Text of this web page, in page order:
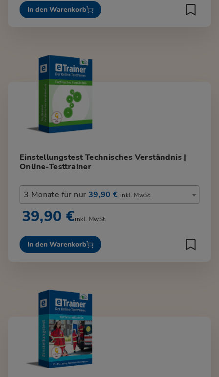
In den Warenkorb
Einstellungstest Technisches Verständnis |
Online-Testtrainer
3 Monate für nur 39,90 € inkl. MwSt.
39,90 €inkl. MwSt.
In den Warenkorb